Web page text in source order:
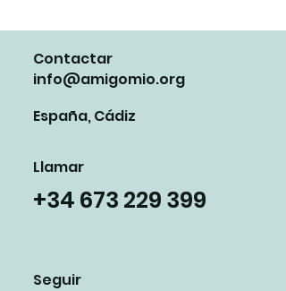
Contactar
info@amigomio.org
España, Cádiz
Llamar
+34 673 229 399
Seguir